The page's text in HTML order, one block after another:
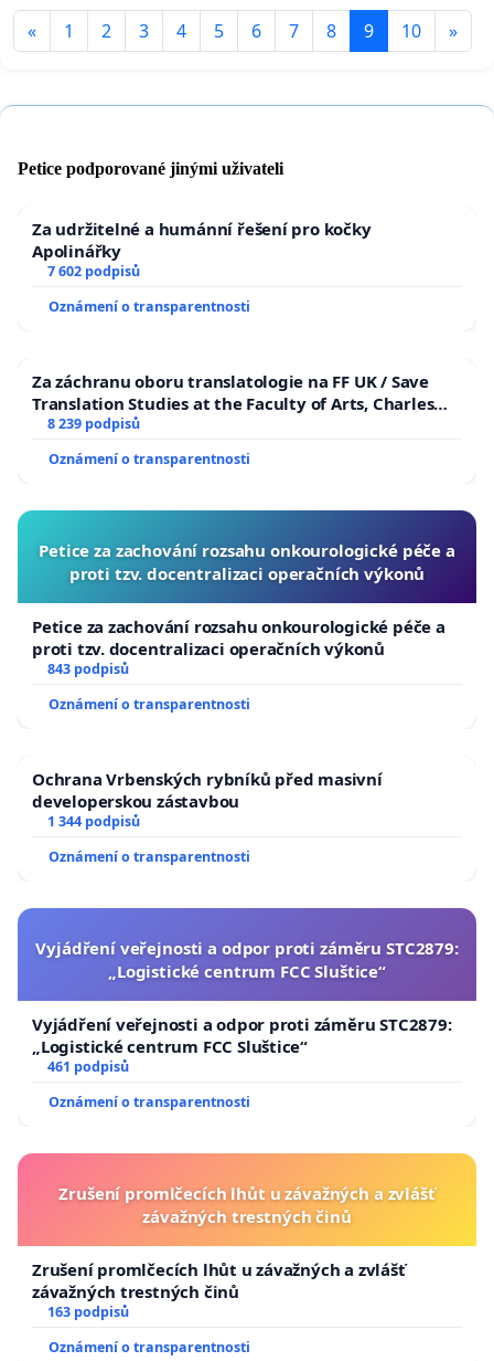
« 1 2 3 4 5 6 7 8 9 10 »
Petice podporované jinými uživateli
Za udržitelné a humánní řešení pro kočky
Apolinářky
7 602 podpisů
Oznámení o transparentnosti
Za záchranu oboru translatologie na FF UK / Save
Translation Studies at the Faculty of Arts, Charles
University
8 239 podpisů
Oznámení o transparentnosti
Petice za zachování rozsahu onkourologické péče a
proti tzv. docentralizaci operačních výkonů
Petice za zachování rozsahu onkourologické péče a
proti tzv. docentralizaci operačních výkonů
843 podpisů
Oznámení o transparentnosti
Ochrana Vrbenských rybníků před masivní
developerskou zástavbou
1 344 podpisů
Oznámení o transparentnosti
Vyjádření veřejnosti a odpor proti záměru STC2879:
„Logistické centrum FCC Sluštice“
Vyjádření veřejnosti a odpor proti záměru STC2879:
„Logistické centrum FCC Sluštice“
461 podpisů
Oznámení o transparentnosti
Zrušení promlčecích lhůt u závažných a zvlášť
závažných trestných činů
Zrušení promlčecích lhůt u závažných a zvlášť
závažných trestných činů
163 podpisů
Oznámení o transparentnosti